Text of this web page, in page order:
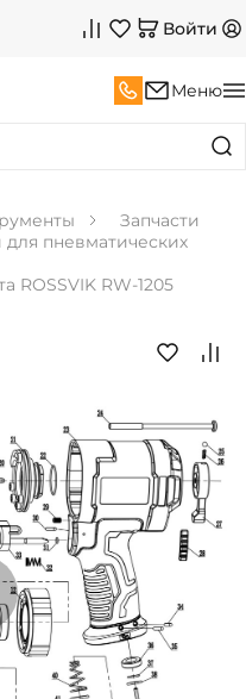
Войти
Меню
Запчасти
для пневматических
ROSSVIK RW-1205